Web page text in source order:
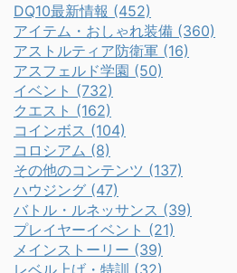
DQ10最新情報 (452)
アイテム・おしゃれ装備 (360)
アストルティア防衛軍 (16)
アスフェルド学園 (50)
イベント (732)
クエスト (162)
コインボス (104)
コロシアム (8)
その他のコンテンツ (137)
ハウジング (47)
バトル・ルネッサンス (39)
プレイヤーイベント (21)
メインストーリー (39)
レベル上げ・特訓 (32)